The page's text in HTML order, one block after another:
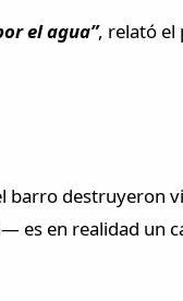
el agua”, relató el
barro destruyeron
es en realidad un